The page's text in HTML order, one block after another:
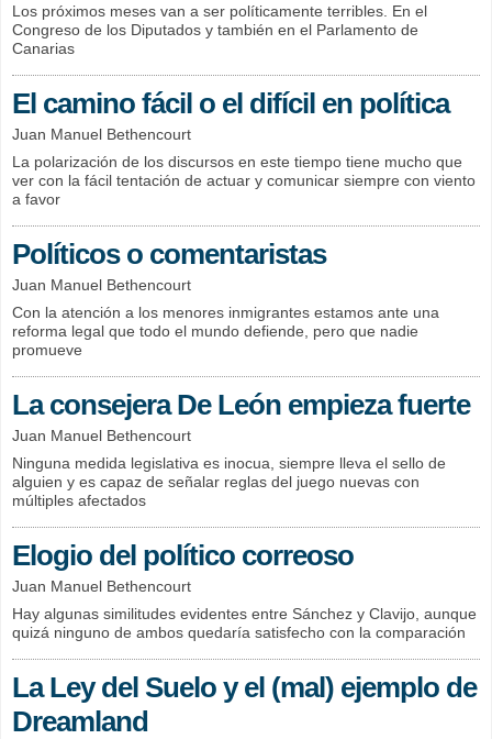
Los próximos meses van a ser políticamente terribles. En el
Congreso de los Diputados y también en el Parlamento de
Canarias
El camino fácil o el difícil en política
Juan Manuel Bethencourt
La polarización de los discursos en este tiempo tiene mucho que
ver con la fácil tentación de actuar y comunicar siempre con viento
a favor
Políticos o comentaristas
Juan Manuel Bethencourt
Con la atención a los menores inmigrantes estamos ante una
reforma legal que todo el mundo defiende, pero que nadie
promueve
La consejera De León empieza fuerte
Juan Manuel Bethencourt
Ninguna medida legislativa es inocua, siempre lleva el sello de
alguien y es capaz de señalar reglas del juego nuevas con
múltiples afectados
Elogio del político correoso
Juan Manuel Bethencourt
Hay algunas similitudes evidentes entre Sánchez y Clavijo, aunque
quizá ninguno de ambos quedaría satisfecho con la comparación
La Ley del Suelo y el (mal) ejemplo de
Dreamland